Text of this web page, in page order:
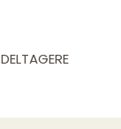
DELTAGERE